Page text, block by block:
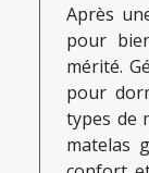
Après
pour
mérité.
pour
types de
matelas